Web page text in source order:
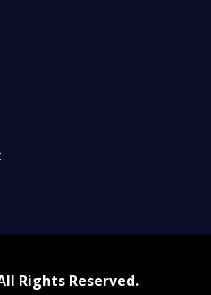
Rights Reserved.